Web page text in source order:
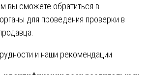
вы сможете обратиться в
для проведения проверки в
и наши рекомендации